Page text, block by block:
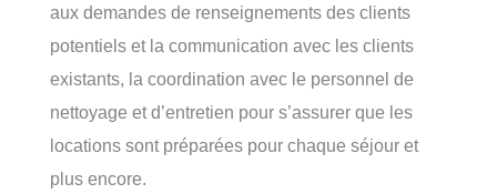
aux demandes de renseignements des clients
potentiels et la communication avec les clients
existants, la coordination avec le personnel de
nettoyage et d’entretien pour s’assurer que les
locations sont préparées pour chaque séjour et
plus encore.